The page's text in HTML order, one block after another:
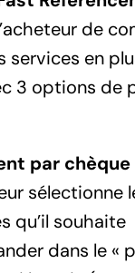
de
services en
3 options de
par chèque
sélectionne
qu’il souhaite
dans le «